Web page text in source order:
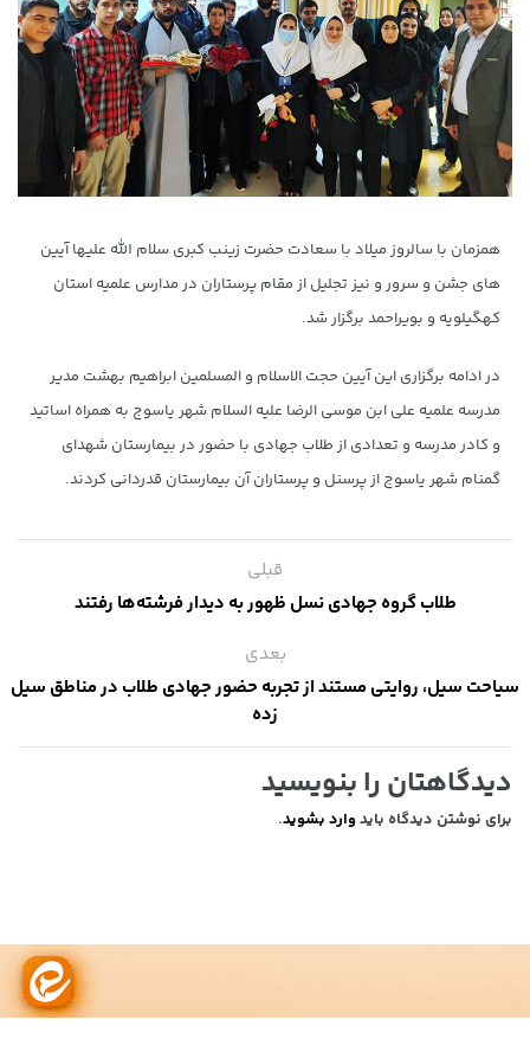
همزمان با سالروز میلاد با سعادت حضرت زینب کبری سلام الله علیها آیین
های جشن و سرور و نیز تجلیل از مقام پرستاران در مدارس علمیه استان
کهگیلویه و بویراحمد برگزار شد.
در ادامه برگزاری این آیین حجت الاسلام و المسلمین ابراهیم بهشت مدیر
مدرسه علمیه علی ابن موسی الرضا علیه السلام شهر یاسوج به همراه اساتید
و کادر مدرسه و تعدادی از طلاب جهادی با حضور در بیمارستان شهدای
گمنام شهر یاسوج از پرسنل و پرستاران آن بیمارستان قدردانی کردند.
قبلی
طلاب گروه جهادی نسل ظهور به دیدار فرشته‌ها رفتند
بعدی
سیاحت سیل، روایتی مستند از تجربه حضور جهادی طلاب در مناطق سیل
زده
دیدگاهتان را بنویسید
برای نوشتن دیدگاه باید وارد بشوید.